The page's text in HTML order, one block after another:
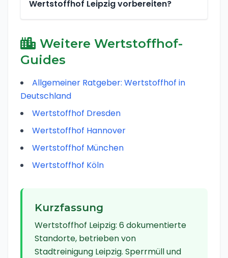
Wertstoffhof Leipzig vorbereiten?
Weitere Wertstoffhof-
Guides
Allgemeiner Ratgeber: Wertstoffhof in
Deutschland
Wertstoffhof Dresden
Wertstoffhof Hannover
Wertstoffhof München
Wertstoffhof Köln
Kurzfassung
Wertstoffhof Leipzig: 6 dokumentierte
Standorte, betrieben von
Stadtreinigung Leipzig. Sperrmüll und